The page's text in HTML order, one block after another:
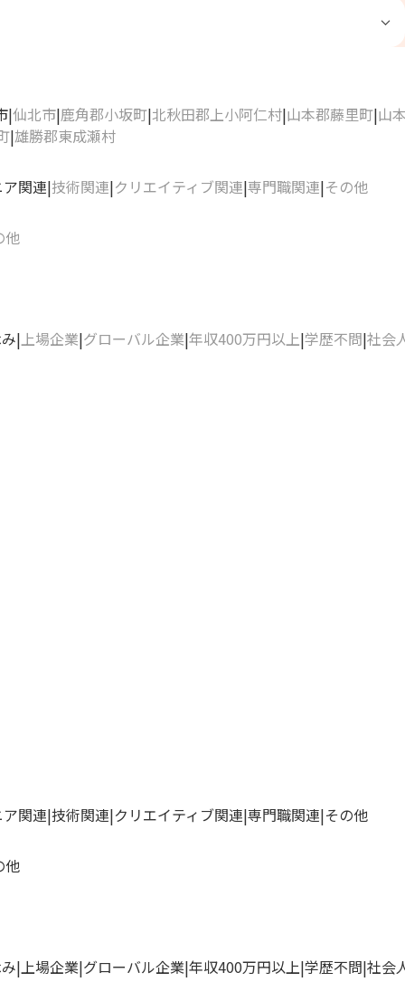
仙北市 鹿角郡小坂町 北秋田郡上小阿仁村 山本郡藤里町 山
雄勝郡東成瀬村
関連 技術関連 クリエイティブ関連 専門職関連 その他
他
上場企業 グローバル企業 年収400万円以上 学歴不問 社会
関連 技術関連 クリエイティブ関連 専門職関連 その他
他
上場企業 グローバル企業 年収400万円以上 学歴不問 社会